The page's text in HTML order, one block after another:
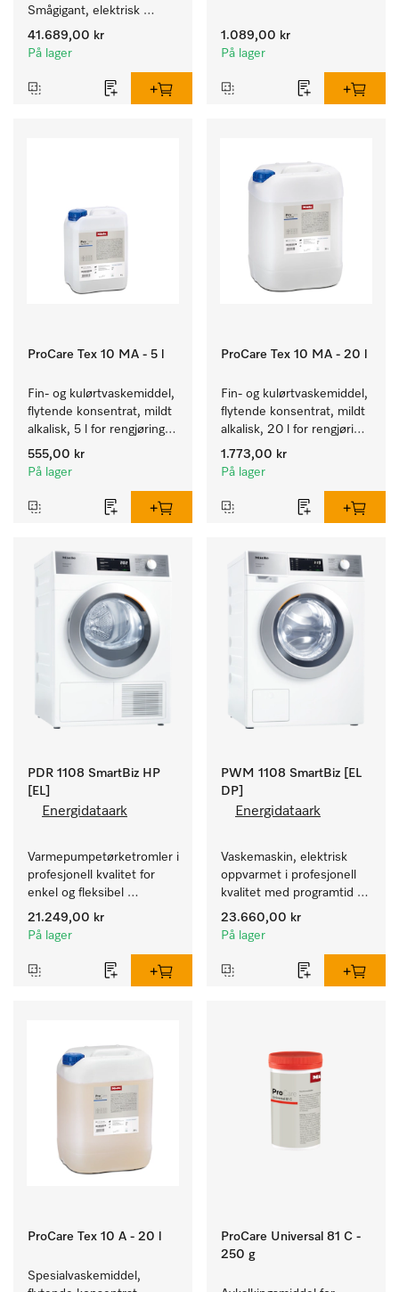
Smågigant, elektrisk
oppvarmet, med
avløpspumpe og
spesielle målgrupper.
Kapasitet 7 kg i 59 min.
41.689,00 kr
På lager
1.089,00 kr
På lager
ProCare Tex 10 MA - 5 l
Fin- og kulørtvaskemiddel,
flytende konsentrat, mildt
alkalisk, 5 l for rengjøring
av kulørte og ømfintlige
tekstiler.
555,00 kr
På lager
ProCare Tex 10 MA - 20 l
Fin- og kulørtvaskemiddel,
flytende konsentrat, mildt
alkalisk, 20 l for rengjøring
av kulørte og ømfintlige
tekstiler.
1.773,00 kr
På lager
PDR 1108 SmartBiz HP
[EL]
Energidataark
Varmepumpetørketromler i
profesjonell kvalitet for
enkel og fleksibel
montering uten
utluftningsrør.
21.249,00 kr
På lager
PWM 1108 SmartBiz [EL
DP]
Energidataark
Vaskemaskin, elektrisk
oppvarmet i profesjonell
kvalitet med programtid
på 79 min, for enkel
oppstilling.
23.660,00 kr
På lager
ProCare Tex 10 A - 20 l
Spesialvaskemiddel,
ProCare Universal 81 C -
250 g